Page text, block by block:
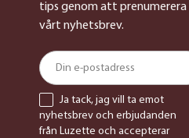
tips genom att prenumerera
vårt nyhetsbrev.
Ja tack, jag vill ta emot
nyhetsbrev och erbjudanden
från Luzette och accepterar